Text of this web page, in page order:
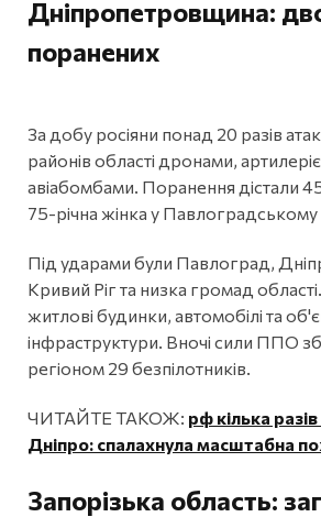
Дніпропетровщина:
поранених
За добу росіяни понад 20 разів
районів області дронами,
авіабомбами. Поранення дістали
75-річна жінка у Павлоградському
Під ударами були Павлоград,
Кривий Ріг та низка громад
житлові будинки, автомобілі та
інфраструктури. Вночі сили ППО
регіоном 29 безпілотників.
ЧИТАЙТЕ ТАКОЖ: рф кілька
Дніпро: спалахнула масштабна
Запорізька область: